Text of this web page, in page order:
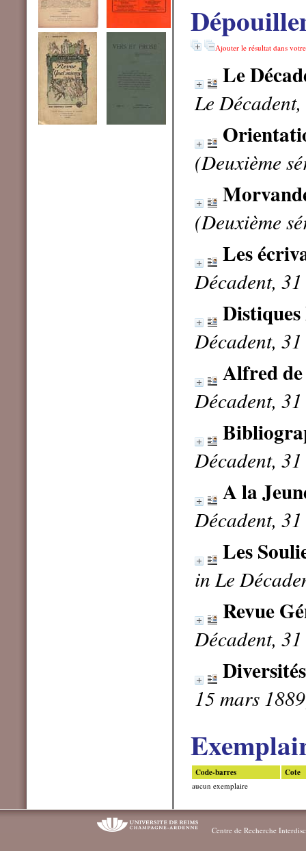
Ajouter le résultat dans
Le
Le
(Deuxième
(Deuxième
Les
Décadent,
Décadent,
Alfred
Décadent,
Décadent,
A la
Décadent,
Les
in Le
Revue
Décadent,
Diversités
15 mars
Code-barres Cote
aucun exemplaire
Centre de Recherche